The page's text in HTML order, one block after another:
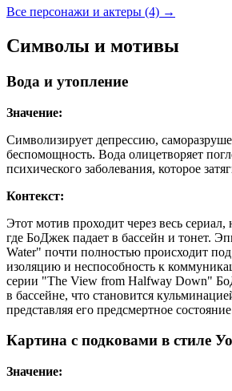
Все персонажи и актеры (4) →
Символы и мотивы
Вода и утопление
Значение:
Символизирует депрессию,
беспомощность. Вода олицетворяет
психического заболевания, которое
Контекст:
Этот мотив проходит через весь сериал,
где БоДжек падает в бассейн и тонет.
Water" почти полностью происходит
изоляцию и неспособность к
серии "The View from Halfway Down"
в бассейне, что становится
представляя его предсмертное
Картина с подковами в стиле
Значение: